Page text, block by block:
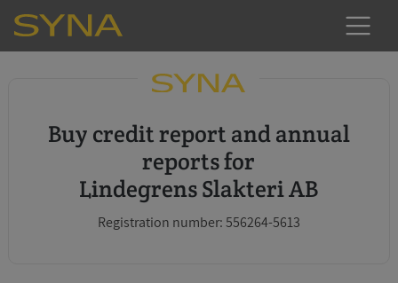
Buy credit report and annual
reports for
Lindegrens Slakteri AB
Registration number: 556264-5613